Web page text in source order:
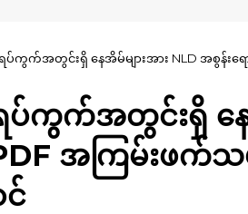
က်အတွင်းရှိ နေအိမ်များအား NLD အစွန်းရေ
ကွက်အတွင်းရှိ နေ
အကြမ်းဖက်သမ